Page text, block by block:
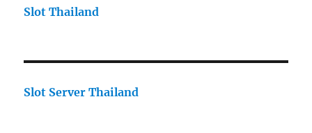
Slot Thailand
Slot Server Thailand